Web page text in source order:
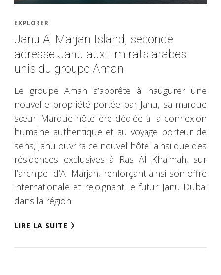
EXPLORER
Janu Al Marjan Island, seconde
adresse Janu aux Emirats arabes
unis du groupe Aman
Le groupe Aman s’apprête à inaugurer une
nouvelle propriété portée par Janu, sa marque
sœur. Marque hôtelière dédiée à la connexion
humaine authentique et au voyage porteur de
sens, Janu ouvrira ce nouvel hôtel ainsi que des
résidences exclusives à Ras Al Khaimah, sur
l’archipel d’Al Marjan, renforçant ainsi son offre
internationale et rejoignant le futur Janu Dubai
dans la région.
LIRE LA SUITE